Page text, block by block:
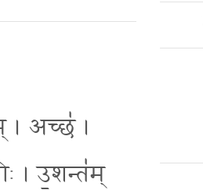
। अच्छ॑ ।
। उ॒शन्त॑म्